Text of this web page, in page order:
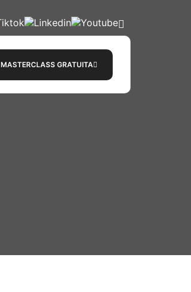
MASTERCLASS GRATUITA